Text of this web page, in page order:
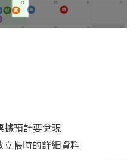
預計要兌現
帳時的詳細資料